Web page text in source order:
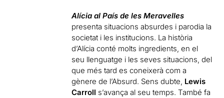
Alícia al País de les Meravelles
presenta situacions absurdes i parodia la
societat i les institucions. La història
d’Alícia conté molts ingredients, en el
seu llenguatge i les seves situacions, del
que més tard es coneixerà com a
gènere de l’Absurd. Sens dubte, Lewis
Carroll s’avança al seu temps. També fa